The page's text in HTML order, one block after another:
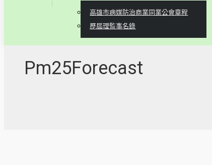
高雄市病媒防治商業同業公會章程
歷屆理監事名錄
Pm25Forecast